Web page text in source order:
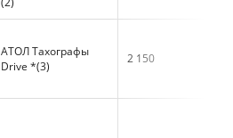
АТОЛ Тахографы
Drive *(3)
2 150